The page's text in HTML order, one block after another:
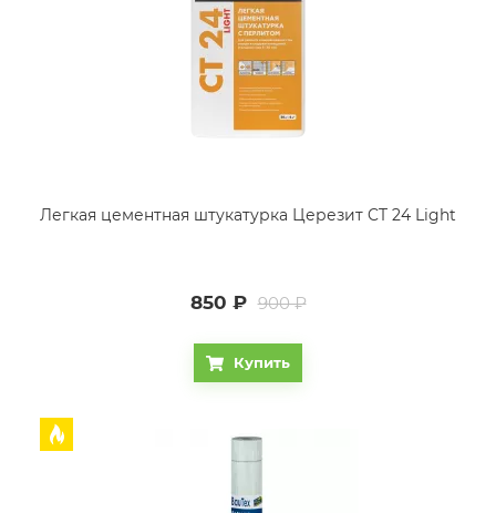
Легкая цементная штукатурка Церезит CT 24 Light
850 ₽ 900 ₽
Купить